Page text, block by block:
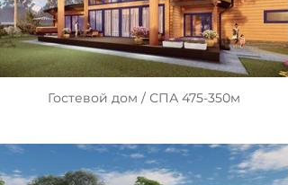
Гостевой дом / СПА 475-350м